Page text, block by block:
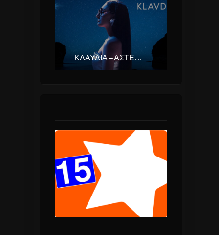
ΚΛΑΥΔΊΑ – ΑΣΤΕΡΟΜΆΤΑ (EUROVISION ΕΛΛΆΔΑ 2025)